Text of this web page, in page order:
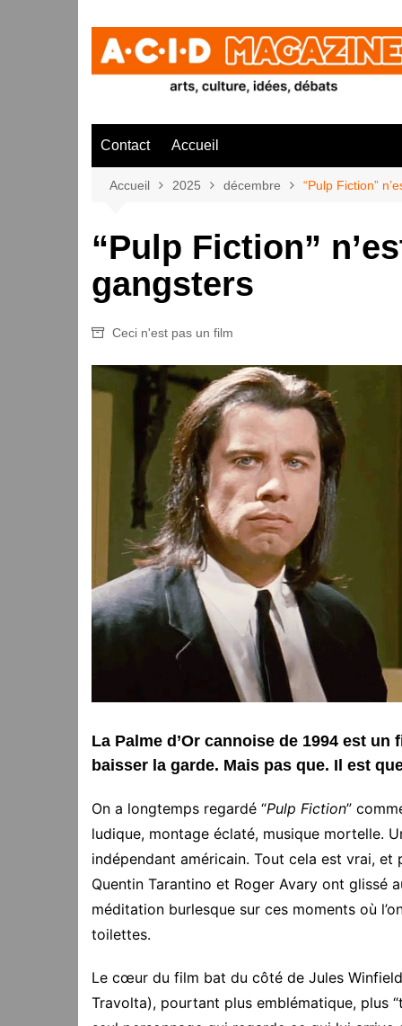
Contact Accueil
Accueil 2025 décembre “Pulp Fiction”
“Pulp Fiction”
gangsters
Ceci n'est pas un film
La Palme d’Or cannoise de 1994 est
baisser la garde. Mais pas que. Il est
On a longtemps regardé “Pulp Fiction”
ludique, montage éclaté, musique mortelle.
indépendant américain. Tout cela est vrai,
Quentin Tarantino et Roger Avary ont glissé
méditation burlesque sur ces moments où
toilettes.
Le cœur du film bat du côté de Jules
Travolta), pourtant plus emblématique, plus